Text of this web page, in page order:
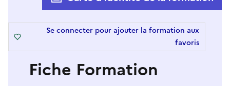
Fiche Formation
Se connecter pour ajouter la formation aux
favoris